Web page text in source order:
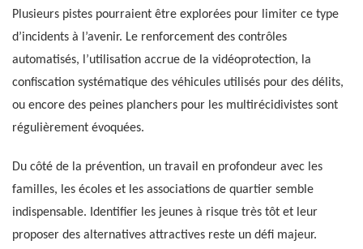
Plusieurs pistes pourraient être explorées pour limiter ce type
d’incidents à l’avenir. Le renforcement des contrôles
automatisés, l’utilisation accrue de la vidéoprotection, la
confiscation systématique des véhicules utilisés pour des délits,
ou encore des peines planchers pour les multirécidivistes sont
régulièrement évoquées.
Du côté de la prévention, un travail en profondeur avec les
familles, les écoles et les associations de quartier semble
indispensable. Identifier les jeunes à risque très tôt et leur
proposer des alternatives attractives reste un défi majeur.